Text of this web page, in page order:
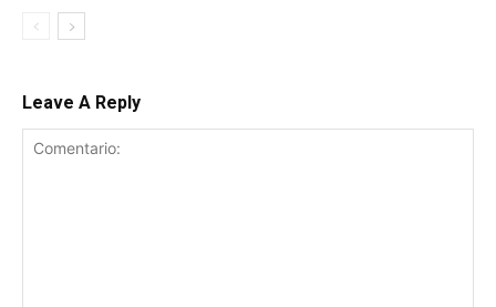
Leave A Reply